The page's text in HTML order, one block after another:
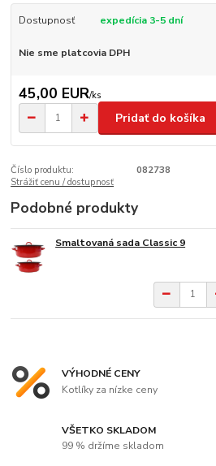
Dostupnosť expedícia 3-5 dní
Nie sme platcovia DPH
45,00 EUR/ks
Pridať do košíka
Číslo produktu:
082738
Strážiť cenu / dostupnosť
Podobné produkty
Smaltovaná sada Classic 9
VÝHODNÉ CENY
Kotlíky za nízke ceny
VŠETKO SKLADOM
99 % držíme skladom